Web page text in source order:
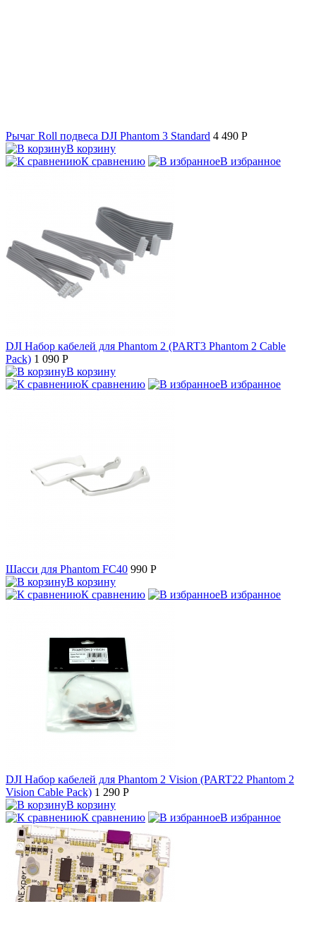
Рычаг Roll подвеса DJI Phantom 3 Standard 4 490 P
В корзину
К сравнению
В избранное
DJI Набор кабелей для Phantom 2 (PART3 Phantom 2 Cable
Pack) 1 090 P
В корзину
К сравнению
В избранное
Шасси для Phantom FC40 990 P
В корзину
К сравнению
В избранное
DJI Набор кабелей для Phantom 2 Vision (PART22 Phantom 2
Vision Cable Pack) 1 290 P
В корзину
К сравнению
В избранное